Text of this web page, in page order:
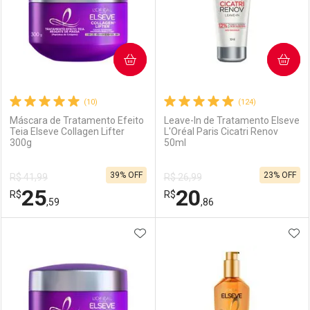
(10)
Máscara de Tratamento Efeito
Teia Elseve Collagen Lifter
300g
R$ 41,99
R$25,59
39% OFF
COMPRAR
Laboratório
Por Menos
(124)
Leave-In de Tratamento Elseve
L'Oréal Paris Cicatri Renov
50ml
R$ 26,99
R$20,86
23% OFF
COMPRAR
Laboratório
Por Menos
ADICIONAR AOS FAVORITOS